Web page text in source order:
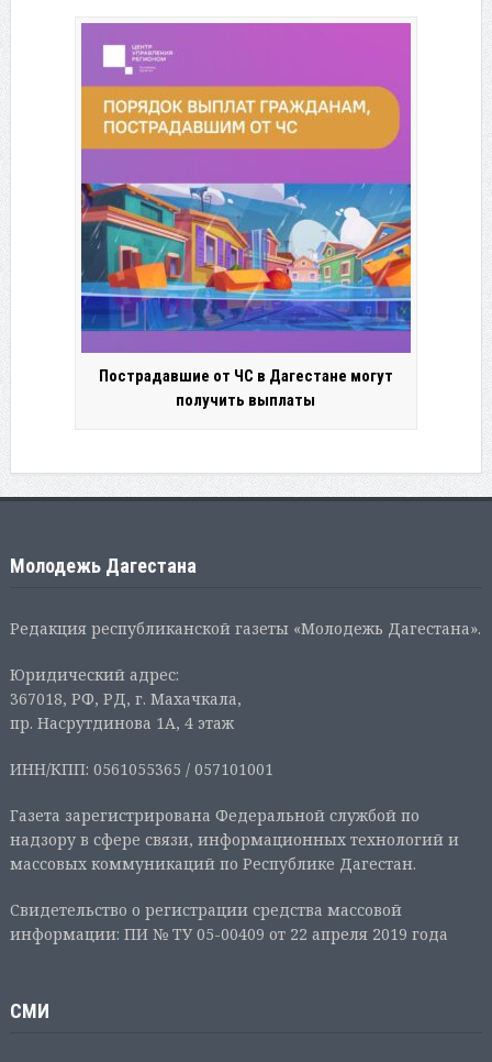
Пострадавшие от ЧС в Дагестане могут
получить выплаты
Молодежь Дагестана
Редакция республиканской газеты «Молодежь Дагестана».
Юридический адрес:
367018, РФ, РД, г. Махачкала,
пр. Насрутдинова 1А, 4 этаж
ИНН/КПП: 0561055365 / 057101001
Газета зарегистрирована Федеральной службой по
надзору в сфере связи, информационных технологий и
массовых коммуникаций по Республике Дагестан.
Свидетельство о регистрации средства массовой
информации: ПИ № ТУ 05-00409 от 22 апреля 2019 года
СМИ